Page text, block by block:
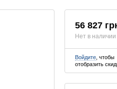
56 827
Нет в наличии
Войдите, чтобы
отобразить